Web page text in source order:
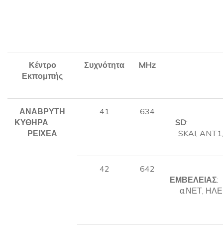
Κέντρο
Εκπομπής
Συχνότητα MHz
ΑΝΑΒΡΥΤΗ
ΚΥΘΗΡΑ
ΡΕΙΧΕΑ
41 634
SD:
SKAI,
42
642
ΕΜΒΕΛΕΙΑΣ
α.ΝΕΤ,